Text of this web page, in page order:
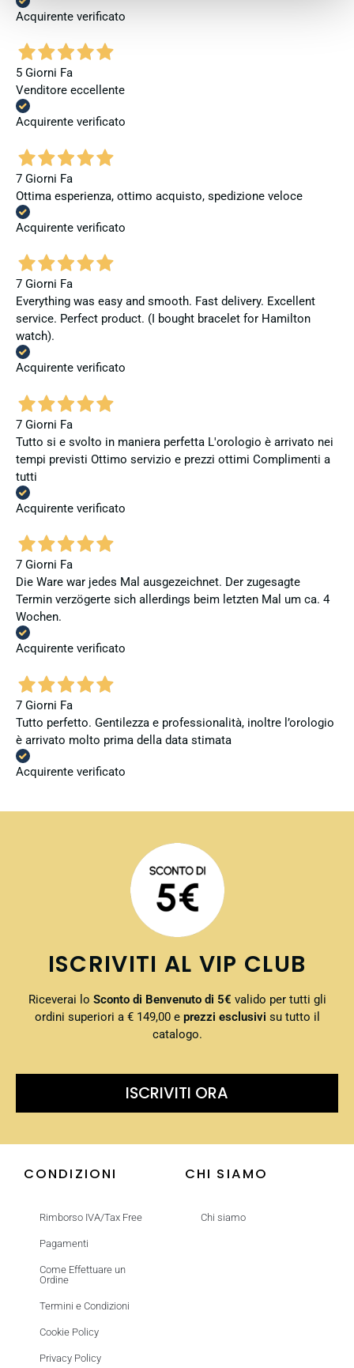
Acquirente verificato
5 Giorni Fa
Venditore eccellente
Acquirente verificato
7 Giorni Fa
Ottima esperienza, ottimo acquisto, spedizione veloce
Acquirente verificato
7 Giorni Fa
Everything was easy and smooth. Fast delivery. Excellent
service. Perfect product. (I bought bracelet for Hamilton
watch).
Acquirente verificato
7 Giorni Fa
Tutto si e svolto in maniera perfetta L'orologio è arrivato nei
tempi previsti Ottimo servizio e prezzi ottimi Complimenti a
tutti
Acquirente verificato
7 Giorni Fa
Die Ware war jedes Mal ausgezeichnet. Der zugesagte
Termin verzögerte sich allerdings beim letzten Mal um ca. 4
Wochen.
Acquirente verificato
7 Giorni Fa
Tutto perfetto. Gentilezza e professionalità, inoltre l’orologio
è arrivato molto prima della data stimata
Acquirente verificato
ISCRIVITI AL VIP CLUB
Riceverai lo Sconto di Benvenuto di 5€ valido per tutti gli
ordini superiori a € 149,00 e prezzi esclusivi su tutto il
catalogo.
ISCRIVITI ORA
CONDIZIONI
Rimborso IVA/Tax Free
Pagamenti
Come Effettuare un
Ordine
Termini e Condizioni
Cookie Policy
Privacy Policy
CHI SIAMO
Chi siamo